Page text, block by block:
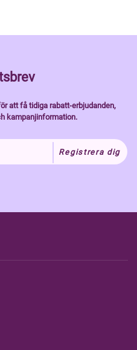
att få tidiga rabatt-erbjudanden,
kampanjinformation.
Registrera dig